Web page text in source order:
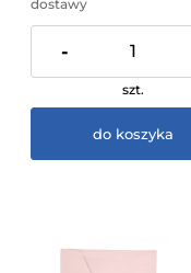
dostawy
-
szt.
do koszyka